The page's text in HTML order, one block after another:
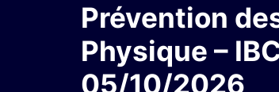
Prévention
Physique –
05/10/2026